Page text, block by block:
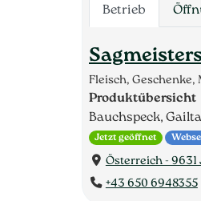
Betrieb
Fleisch,
Produktübersicht
Bauchspeck,
Jetzt geöffnet
Österreich - 9631
+43 650 6948355